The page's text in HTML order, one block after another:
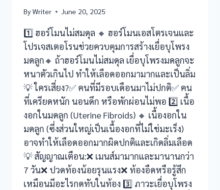
panel
panel
panel
panel
panel
panel
panel
panel
ByWriter June 20, 2025
1️⃣ ฮอร์โมนไม่สมดุล 🔸 ฮอร์โมนเอสโตรเจนและ
โปรเจสเตอโรนช่วยควบคุมการสร้างเยื่อบุโพรง
มดลูก🔸 ถ้าฮอร์โมนไม่สมดุล เยื่อบุโพรงมดลูกจะ
หนาตัวเกินไป ทำให้เลือดออกมามากและเป็นลิ่ม
💡 ใครเสี่ยง?✅ คนที่มีรอบเดือนมาไม่ปกติ✅ คน
ที่เครียดหนัก นอนดึก หรือพักผ่อนไม่พอ 2️⃣ เนื้อ
งอกในมดลูก (Uterine Fibroids) 🔸 เนื้องอกใน
มดลูก (ซึ่งส่วนใหญ่เป็นเนื้องอกที่ไม่ใช่มะเร็ง)
อาจทำให้เลือดออกมากผิดปกติและเกิดลิ่มเลือด
💡 สัญญาณเตือน:❌ เมนส์มามากและมานานกว่า
7 วัน❌ ปวดท้องน้อยรุนแรง❌ ท้องอืดหรือรู้สึก
เหมือนมีอะไรกดทับในท้อง 3️⃣ ภาวะเยื่อบุโพรง